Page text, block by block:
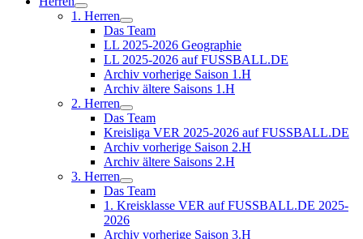
1. Herren
Das Team
LL 2025-2026 Geographie
LL 2025-2026 auf FUSSBALL.DE
Archiv vorherige Saison 1.H
Archiv ältere Saisons 1.H
2. Herren
Das Team
Kreisliga VER 2025-2026 auf FUSSBALL.DE
Archiv vorherige Saison 2.H
Archiv ältere Saisons 2.H
3. Herren
Das Team
1. Kreisklasse VER auf FUSSBALL.DE 2025-
2026
Archiv vorherige Saison 3.H